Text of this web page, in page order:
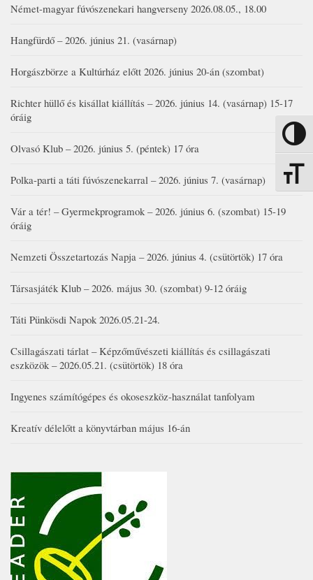
Nagy
Német-magyar fúvószenekari hangverseny 2026.08.05., 18.00
Hangfürdő – 2026. június 21. (vasárnap)
Horgászbörze a Kultúrház előtt 2026. június 20-án (szombat)
Richter hüllő és kisállat kiállítás – 2026. június 14. (vasárnap) 15-17
óráig
Olvasó Klub – 2026. június 5. (péntek) 17 óra
Polka-parti a táti fúvószenekarral – 2026. június 7. (vasárnap)
Vár a tér! – Gyermekprogramok – 2026. június 6. (szombat) 15-19
óráig
Nemzeti Összetartozás Napja – 2026. június 4. (csütörtök) 17 óra
Társasjáték Klub – 2026. május 30. (szombat) 9-12 óráig
Táti Pünkösdi Napok 2026.05.21-24.
Csillagászati tárlat – Képzőművészeti kiállítás és csillagászati
eszközök – 2026.05.21. (csütörtök) 18 óra
Ingyenes számítógépes és okoseszköz-használat tanfolyam
Kreatív délelőtt a könyvtárban május 16-án